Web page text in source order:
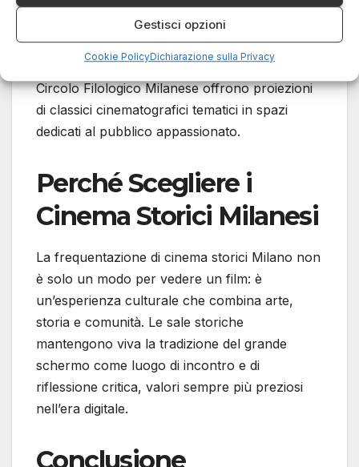
Gestisci opzioni
Cookie PolicyDichiarazione sulla Privacy
Accanto ai cinema storici, iniziative culturali
come la rassegna «Il grande Cinema» del
Circolo Filologico Milanese offrono proiezioni
di classici cinematografici tematici in spazi
dedicati al pubblico appassionato.
Perché Scegliere i
Cinema Storici Milanesi
La frequentazione di cinema storici Milano non
è solo un modo per vedere un film: è
un’esperienza culturale che combina arte,
storia e comunità. Le sale storiche
mantengono viva la tradizione del grande
schermo come luogo di incontro e di
riflessione critica, valori sempre più preziosi
nell’era digitale.
Conclusione